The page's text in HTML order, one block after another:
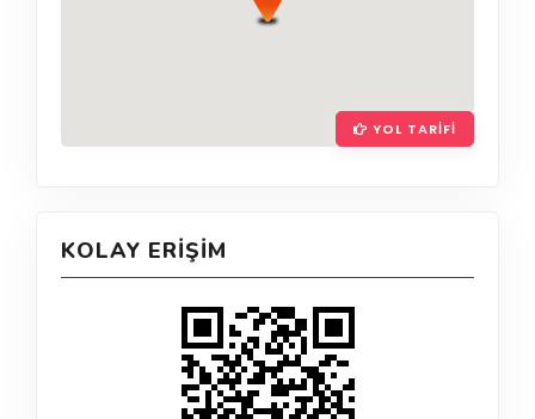
YOL TARIFI
KOLAY ERIŞIM